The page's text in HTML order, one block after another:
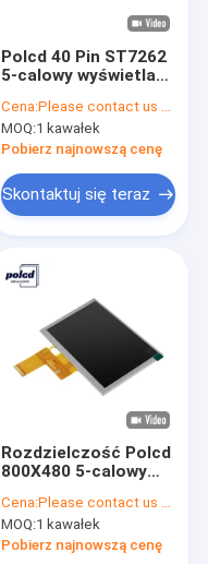
Polcd 40 Pin ST7262
5-calowy wyświetlacz
TFT LCD
Transmisyjny
wyświetlacz
Cena:Please contact us for latest price
MOQ:1 kawałek
Pobierz najnowszą cenę
Skontaktuj się teraz
Rozdzielczość Polcd
800X480 5-calowy
Wyświetlacz Tft Hd
Cena:Please contact us for latest price
MOQ:1 kawałek
Pobierz najnowszą cenę